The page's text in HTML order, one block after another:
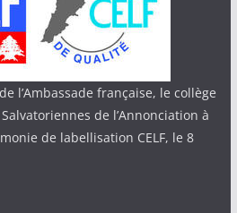
l’Ambassade française, le collège
de l’Annonciation à
de labellisation CELF, le 8